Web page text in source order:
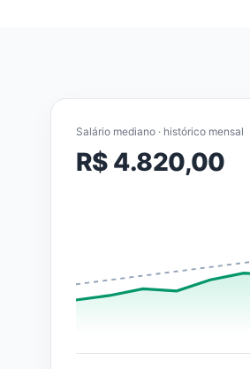
Salário mediano · histórico mensal
R$ 4.820,00